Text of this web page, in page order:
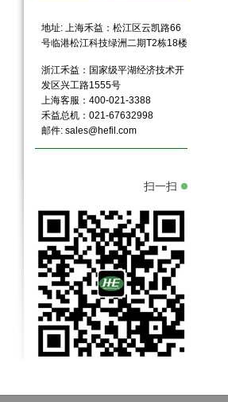
地址: 上海禾益：松江区云凯路66
号临港松江科技绿洲二期T2栋18楼
浙江禾益：国家级平湖经济技术开
发区兴工路1555号
上海客服：400-021-3388
禾益总机：021-67632998
邮件: sales@hefil.com
扫一扫
微过滤元件